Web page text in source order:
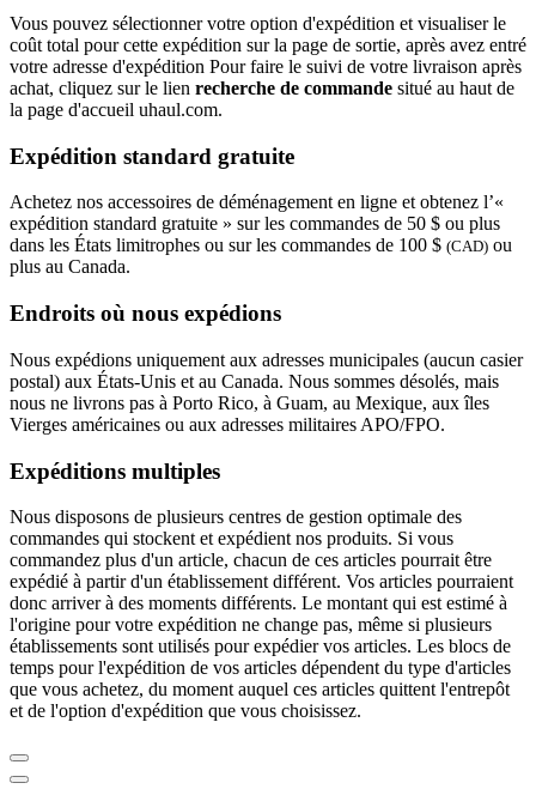
Vous pouvez sélectionner votre option d'expédition et visualiser le
coût total pour cette expédition sur la page de sortie, après avez entré
votre adresse d'expédition Pour faire le suivi de votre livraison après
achat, cliquez sur le lien recherche de commande situé au haut de
la page d'accueil uhaul.com.
Expédition standard gratuite
Achetez nos accessoires de déménagement en ligne et obtenez l’«
expédition standard gratuite » sur les commandes de 50 $ ou plus
dans les États limitrophes ou sur les commandes de 100 $ (CAD) ou
plus au Canada.
Endroits où nous expédions
Nous expédions uniquement aux adresses municipales (aucun casier
postal) aux États-Unis et au Canada. Nous sommes désolés, mais
nous ne livrons pas à Porto Rico, à Guam, au Mexique, aux îles
Vierges américaines ou aux adresses militaires APO/FPO.
Expéditions multiples
Nous disposons de plusieurs centres de gestion optimale des
commandes qui stockent et expédient nos produits. Si vous
commandez plus d'un article, chacun de ces articles pourrait être
expédié à partir d'un établissement différent. Vos articles pourraient
donc arriver à des moments différents. Le montant qui est estimé à
l'origine pour votre expédition ne change pas, même si plusieurs
établissements sont utilisés pour expédier vos articles. Les blocs de
temps pour l'expédition de vos articles dépendent du type d'articles
que vous achetez, du moment auquel ces articles quittent l'entrepôt
et de l'option d'expédition que vous choisissez.